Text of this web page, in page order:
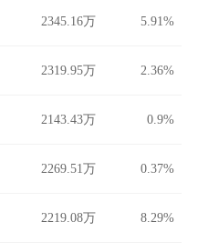
2345.16万 5.91%
2319.95万 2.36%
2143.43万 0.9%
2269.51万 0.37%
2219.08万 8.29%